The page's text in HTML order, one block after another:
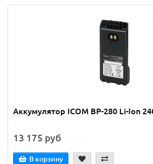
Аккумулятор ICOM BP-280 Li-Ion
13 175 руб
В корзину